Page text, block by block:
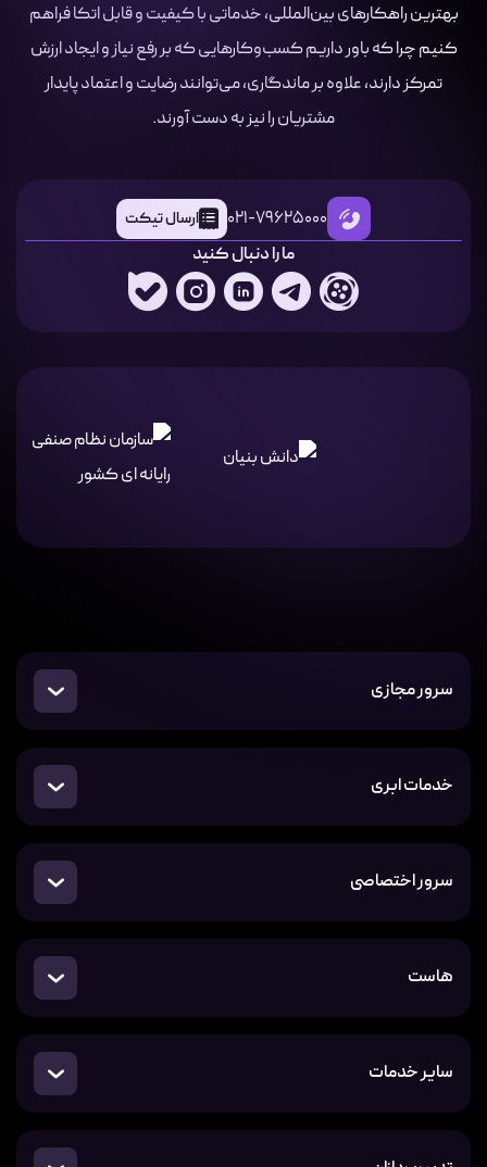
بهترین راهکارهای بین‌المللی، خدماتی با کیفیت و قابل اتکا فراهم
کنیم چرا که باور داریم کسب‌وکارهایی که بر رفع نیاز و ایجاد ارزش
تمرکز دارند، علاوه بر ماندگاری، می‌توانند رضایت و اعتماد پایدار
مشتریان را نیز به دست آورند.
021-79625000 ارسال تیکت
ما را دنبال کنید
سرور مجازی
خدمات ابری
سرور اختصاصی
هاست
سایر خدمات